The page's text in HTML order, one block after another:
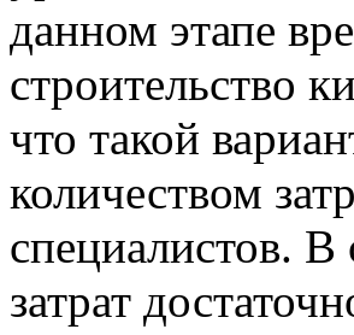
данном этапе
строительство
что такой
количеством
специалистов.
затрат